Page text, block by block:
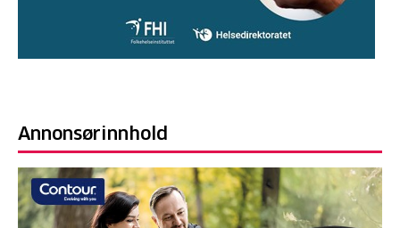
Annonsørinnhold